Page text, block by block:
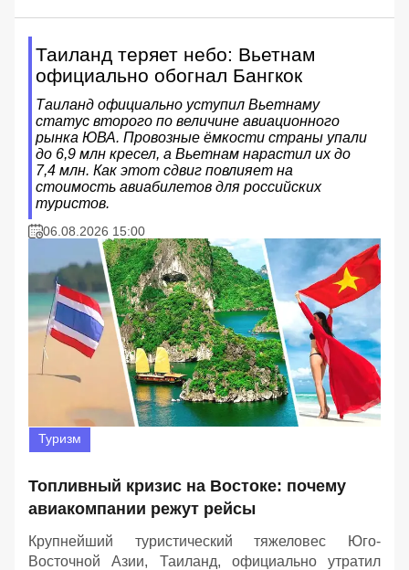
Таиланд теряет небо: Вьетнам
официально обогнал Бангкок
Таиланд официально уступил Вьетнаму
статус второго по величине авиационного
рынка ЮВА. Провозные ёмкости страны упали
до 6,9 млн кресел, а Вьетнам нарастил их до
7,4 млн. Как этот сдвиг повлияет на
стоимость авиабилетов для российских
туристов.
06.08.2026 15:00
Туризм
Топливный кризис на Востоке: почему
авиакомпании режут рейсы
Крупнейший туристический тяжеловес Юго-
Восточной Азии, Таиланд, официально утратил